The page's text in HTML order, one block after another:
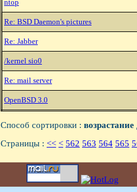
ntop
Re: BSD Daemon's pictures
Re: Jabber
/kernel sio0
Re: mail server
OpenBSD 3.0
Способ сортировки :
Страницы : << < 562 563 564 565